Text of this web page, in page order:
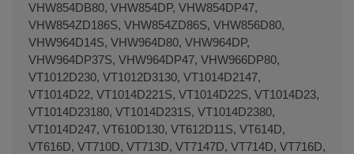
VHW854DB80, VHW854DP, VHW854DP47,
VHW854ZD186S, VHW854ZD86S, VHW856D80,
VHW964D14S, VHW964D80, VHW964DP,
VHW964DP37S, VHW964DP47, VHW966DP80,
VT1012D230, VT1012D3130, VT1014D2147,
VT1014D22, VT1014D221S, VT1014D22S, VT1014D23,
VT1014D23180, VT1014D231S, VT1014D2380,
VT1014D247, VT610D130, VT612D11S, VT614D,
VT616D, VT710D, VT713D, VT7147D, VT714D, VT716D,